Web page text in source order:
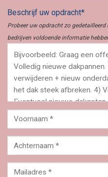
Beschrijf uw opdracht*
Probeer uw opdracht zo
bedrijven voldoende informatie